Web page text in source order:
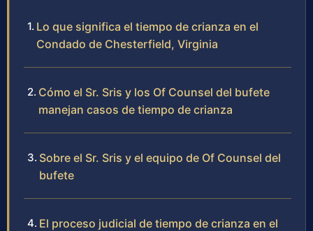
Lo que significa el tiempo de crianza en el
Condado de Chesterfield, Virginia
Cómo el Sr. Sris y los Of Counsel del bufete
manejan casos de tiempo de crianza
Sobre el Sr. Sris y el equipo de Of Counsel del
bufete
El proceso judicial de tiempo de crianza en el